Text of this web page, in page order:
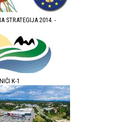
STRATEGIJA 2014. -
K-1